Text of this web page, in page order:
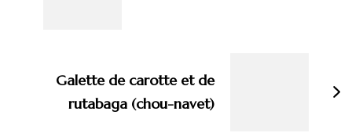
Galette de carotte et de
rutabaga (chou-navet)